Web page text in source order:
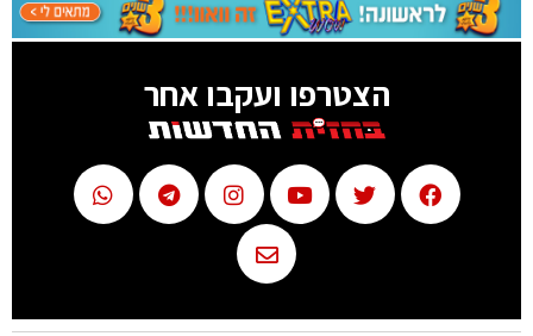
הצטרפו ועקבו אחר